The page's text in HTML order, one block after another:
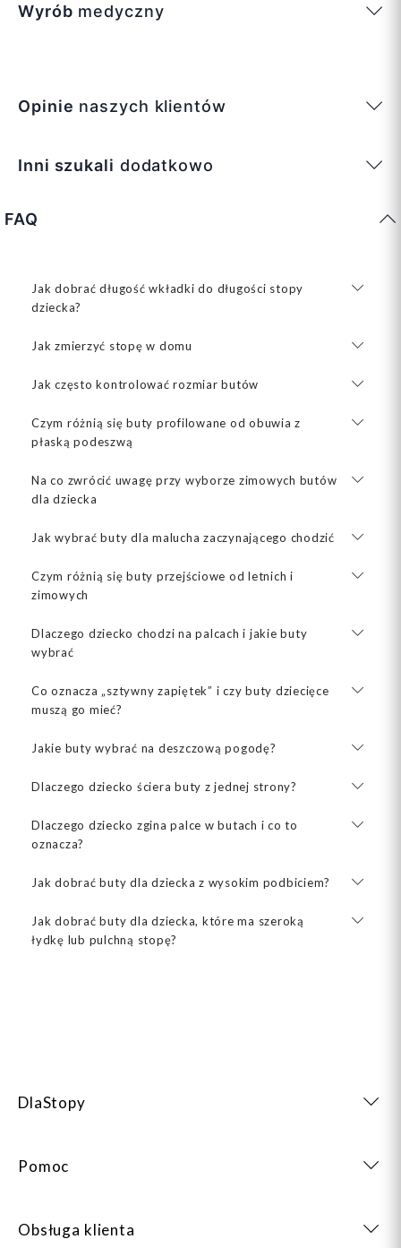
Wyrób medyczny
Opinie naszych klientów
Inni szukali dodatkowo
FAQ
Jak dobrać długość wkładki do długości stopy
dziecka?
Jak zmierzyć stopę w domu
Jak często kontrolować rozmiar butów
Czym różnią się buty profilowane od obuwia z
płaską podeszwą
Na co zwrócić uwagę przy wyborze zimowych butów
dla dziecka
Jak wybrać buty dla malucha zaczynającego chodzić
Czym różnią się buty przejściowe od letnich i
zimowych
Dlaczego dziecko chodzi na palcach i jakie buty
wybrać
Co oznacza „sztywny zapiętek” i czy buty dziecięce
muszą go mieć?
Jakie buty wybrać na deszczową pogodę?
Dlaczego dziecko ściera buty z jednej strony?
Dlaczego dziecko zgina palce w butach i co to
oznacza?
Jak dobrać buty dla dziecka z wysokim podbiciem?
Jak dobrać buty dla dziecka, które ma szeroką
łydkę lub pulchną stopę?
DlaStopy
Pomoc
Obsługa klienta